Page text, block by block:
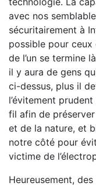
avec nos
sécuritairement à
possible pour
de l’un se termine
il y aura de gens
ci-dessus, plus il
l’évitement
fil afin de
et de la nature, et
notre côté pour
victime de
Heureusement,